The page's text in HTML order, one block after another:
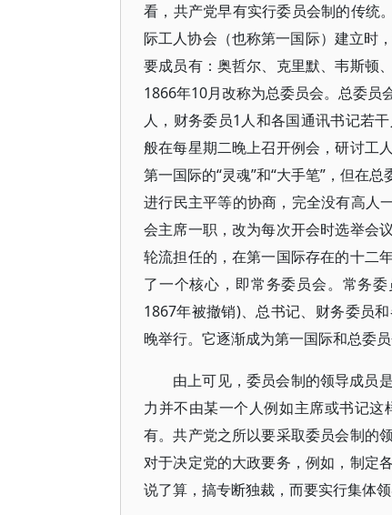
看，共产党早有实行委员会制的传
际工人协会（也称第一国际）建立时
要成员有：奥哲尔、克里默、韦斯顿
1866年10月改称为总委员会。总委员
人，财务委员1人和各国通讯书记若
般在每星期二晚上召开例会，研讨工
第一国际的“灵魂”和“大手笔”，但在
进行民主平等的协商，完全没有高人
会主席一职，改为每次开会时选举会
轮流担任的，在第一国际存在的十二
了一个核心，即常务委员会。常务
1867年被撤销)、总书记、财务委员
晚举行。它逐渐成为第一国际和总委
由上可见，委员会制的领导成员
力并不由某一个人例如主席或书记
有。共产党之所以要采取委员会制的
对于决定党的大政要务，例如，制定
说了算，搞专断独裁，而要实行集体